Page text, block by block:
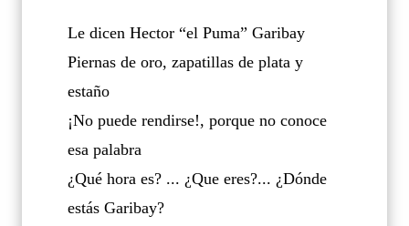
Le dicen Hector “el Puma” Garibay
Piernas de oro, zapatillas de plata y
estaño
¡No puede rendirse!, porque no conoce
esa palabra
¿Qué hora es? ... ¿Que eres?... ¿Dónde
estás Garibay?